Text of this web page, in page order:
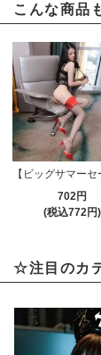
こんな商品
702円
(税込772円)
☆注目のカ